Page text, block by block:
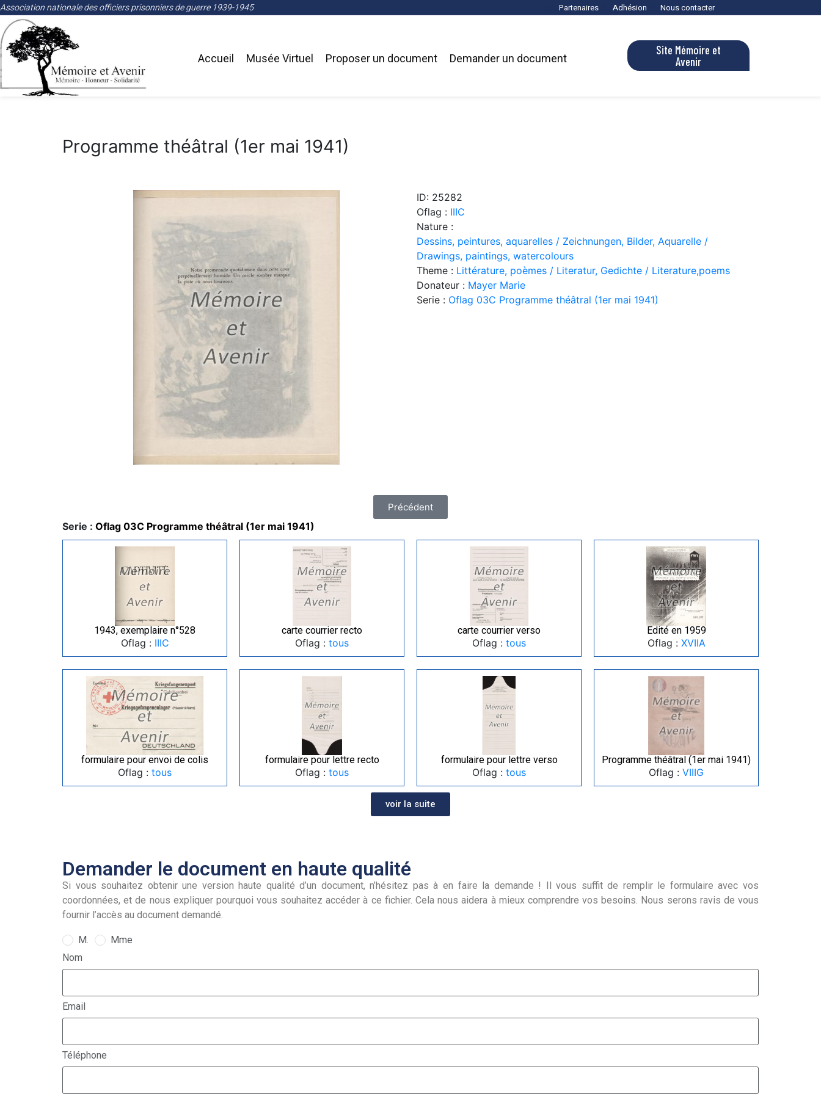
Association nationale des officiers prisonniers de guerre 1939-1945 Partenaires Adhésion Nous contacter
Accueil Musée Virtuel Proposer un document Demander un document
Site Mémoire et
Avenir
Programme théâtral (1er mai 1941)
ID: 25282
Oflag : IIIC
Nature :
Dessins, peintures, aquarelles / Zeichnungen, Bilder, Aquarelle /
Drawings, paintings, watercolours
Theme : Littérature, poèmes / Literatur, Gedichte / Literature,poems
Donateur : Mayer Marie
Serie : Oflag 03C Programme théâtral (1er mai 1941)
Précédent
Serie : Oflag 03C Programme théâtral (1er mai 1941)
1943, exemplaire n°528
Oflag : IIIC
carte courrier recto
Oflag : tous
carte courrier verso
Oflag : tous
Edité en 1959
Oflag : XVIIA
formulaire pour envoi de colis
Oflag : tous
formulaire pour lettre recto
Oflag : tous
formulaire pour lettre verso
Oflag : tous
Programme théâtral (1er mai 1941)
Oflag : VIIIG
voir la suite
Demander le document en haute qualité
Si vous souhaitez obtenir une version haute qualité d’un document, n’hésitez pas à en faire la demande ! Il vous suffit de remplir le formulaire avec vos
coordonnées, et de nous expliquer pourquoi vous souhaitez accéder à ce fichier. Cela nous aidera à mieux comprendre vos besoins. Nous serons ravis de vous
fournir l’accès au document demandé.
M.
Mme
Nom
Email
Téléphone